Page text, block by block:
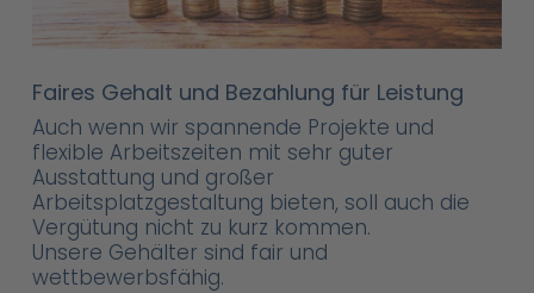
Faires Gehalt und Bezahlung für Leistung
Auch wenn wir spannende Projekte und
flexible Arbeitszeiten mit sehr guter
Ausstattung und großer
Arbeitsplatzgestaltung bieten, soll auch die
Vergütung nicht zu kurz kommen.
Unsere Gehälter sind fair und
wettbewerbsfähig.